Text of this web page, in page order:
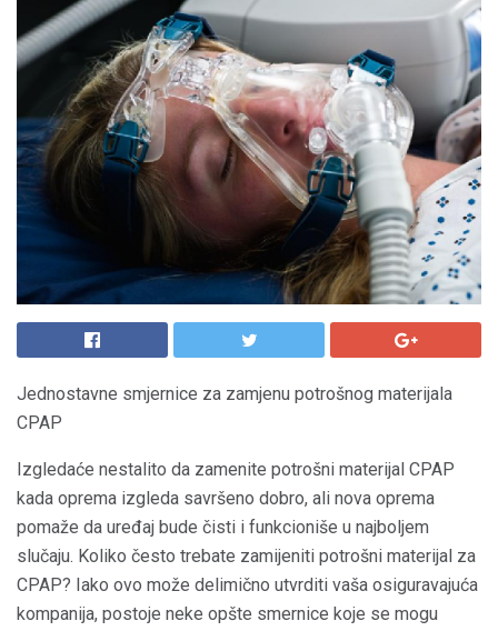
Jednostavne smjernice za zamjenu potrošnog materijala
CPAP
Izgledaće nestalito da zamenite potrošni materijal CPAP
kada oprema izgleda savršeno dobro, ali nova oprema
pomaže da uređaj bude čisti i funkcioniše u najboljem
slučaju. Koliko često trebate zamijeniti potrošni materijal za
CPAP? Iako ovo može delimično utvrditi vaša osiguravajuća
kompanija, postoje neke opšte smernice koje se mogu